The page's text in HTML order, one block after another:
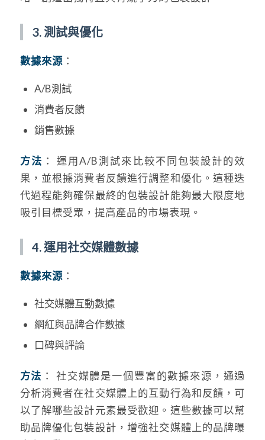
3. 測試與優化
數據來源：
A/B測試
消費者反饋
銷售數據
方法 ： 運用A/B測試來比較不同包裝設計的效
果，並根據消費者反饋進行調整和優化。這種迭
代過程能夠確保最終的包裝設計能夠最大限度地
吸引目標受眾，提高產品的市場表現。
4. 運用社交媒體數據
數據來源：
社交媒體互動數據
網紅與品牌合作數據
口碑與評論
方法 ： 社交媒體是一個豐富的數據來源，通過
分析消費者在社交媒體上的互動行為和反饋，可
以了解哪些設計元素最受歡迎。這些數據可以幫
助品牌優化包裝設計，增強社交媒體上的品牌曝